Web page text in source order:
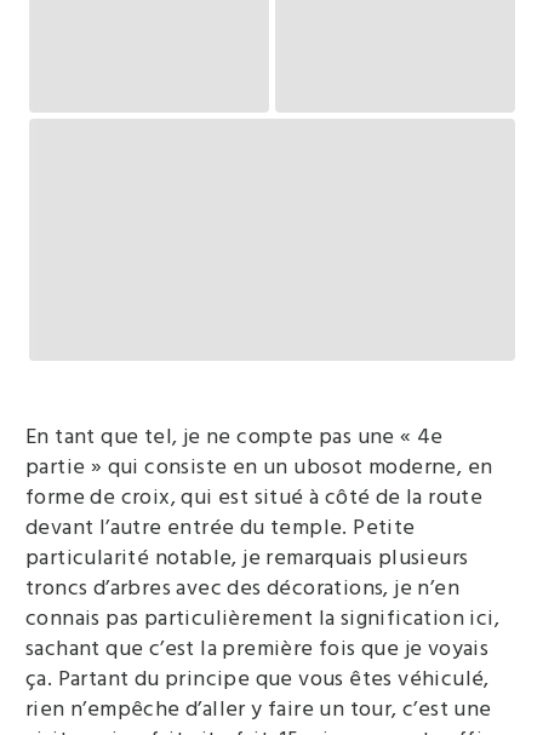
En tant que tel, je ne compte pas une « 4e
partie » qui consiste en un ubosot moderne, en
forme de croix, qui est situé à côté de la route
devant l’autre entrée du temple. Petite
particularité notable, je remarquais plusieurs
troncs d’arbres avec des décorations, je n’en
connais pas particulièrement la signification ici,
sachant que c’est la première fois que je voyais
ça. Partant du principe que vous êtes véhiculé,
rien n’empêche d’aller y faire un tour, c’est une